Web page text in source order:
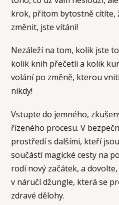
krok, přitom bytostně cítíte,
změnit, jste vítáni!
Nezáleží na tom, kolik jste
kolik knih přečetli a kolik
volání po změně, kterou
nikdy!
Vstupte do jemného,
řízeného procesu. V
prostředí s dalšími, kteří
součástí magické cesty na
rodí nový začátek, a
v náručí džungle, která se
zdravé dělohy.